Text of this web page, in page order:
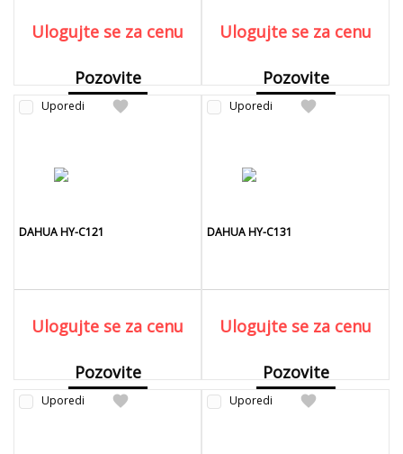
Ulogujte se za cenu
Pozovite
Detaljnije
Ulogujte se za cenu
Pozovite
Detaljnije
favorite
Uporedi
DAHUA HY-C121
Ulogujte se za cenu
Pozovite
Detaljnije
favorite
Uporedi
DAHUA HY-C131
Ulogujte se za cenu
Pozovite
Detaljnije
favorite
Uporedi favorite
Uporedi